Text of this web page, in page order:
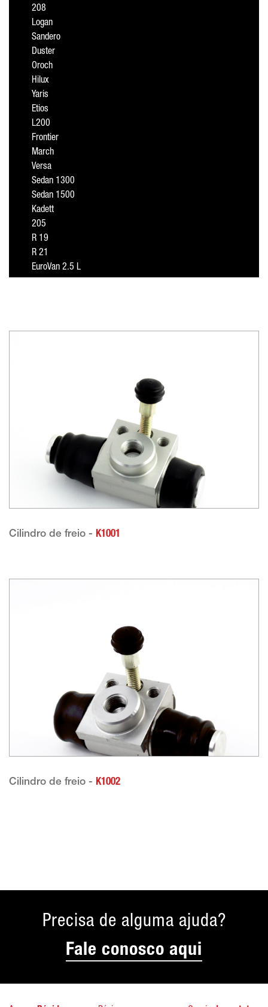
208
Logan
Sandero
Duster
Oroch
Hilux
Yaris
Etios
L200
Frontier
March
Versa
Sedan 1300
Sedan 1500
Kadett
205
R 19
R 21
EuroVan 2.5 L
Cilindro de freio - K1001
Cilindro de freio - K1002
Precisa de alguma ajuda?
Fale conosco aqui